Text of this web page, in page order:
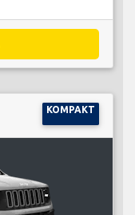
KOMPAKT